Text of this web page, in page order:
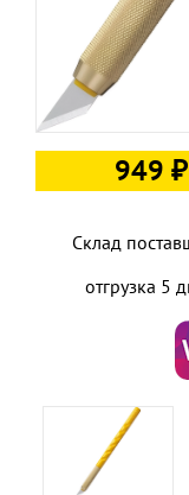
949 ₽
Склад
отгрузка 5